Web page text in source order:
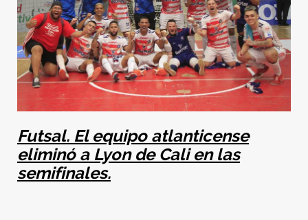
Futsal. El equipo atlanticense
eliminó a Lyon de Cali en las
semifinales.